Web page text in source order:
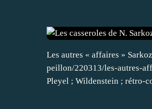
Les autres « affaires »
peillon/220313/les-autres-
Pleyel ; Wildenstein ; rétro-